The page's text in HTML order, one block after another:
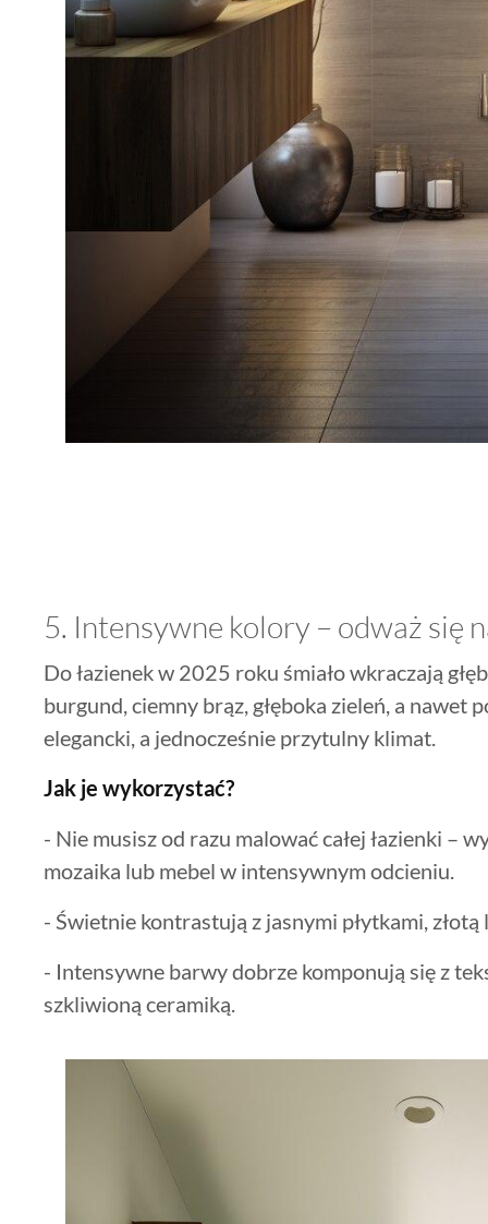
5. Intensywne kolory – odważ się
Do łazienek w 2025 roku śmiało wkraczają
burgund, ciemny brąz, głęboka zieleń, a nawet
elegancki, a jednocześnie przytulny klimat.
Jak je wykorzystać?
- Nie musisz od razu malować całej łazienki –
mozaika lub mebel w intensywnym odcieniu.
- Świetnie kontrastują z jasnymi płytkami,
- Intensywne barwy dobrze komponują się z
szkliwioną ceramiką.